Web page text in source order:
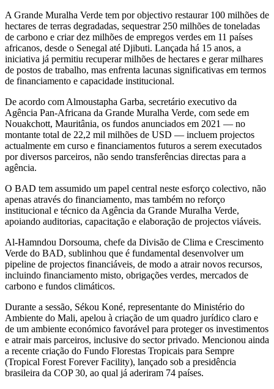
A Grande Muralha Verde tem por objectivo restaurar 100 milhões de
hectares de terras degradadas, sequestrar 250 milhões de toneladas
de carbono e criar dez milhões de empregos verdes em 11 países
africanos, desde o Senegal até Djibuti. Lançada há 15 anos, a
iniciativa já permitiu recuperar milhões de hectares e gerar milhares
de postos de trabalho, mas enfrenta lacunas significativas em termos
de financiamento e capacidade institucional.
De acordo com Almoustapha Garba, secretário executivo da
Agência Pan-Africana da Grande Muralha Verde, com sede em
Nouakchott, Mauritânia, os fundos anunciados em 2021 — no
montante total de 22,2 mil milhões de USD — incluem projectos
actualmente em curso e financiamentos futuros a serem executados
por diversos parceiros, não sendo transferências directas para a
agência.
O BAD tem assumido um papel central neste esforço colectivo, não
apenas através do financiamento, mas também no reforço
institucional e técnico da Agência da Grande Muralha Verde,
apoiando auditorias, capacitação e elaboração de projectos viáveis.
Al-Hamndou Dorsouma, chefe da Divisão de Clima e Crescimento
Verde do BAD, sublinhou que é fundamental desenvolver um
pipeline de projectos financiáveis, de modo a atrair novos recursos,
incluindo financiamento misto, obrigações verdes, mercados de
carbono e fundos climáticos.
Durante a sessão, Sékou Koné, representante do Ministério do
Ambiente do Mali, apelou à criação de um quadro jurídico claro e
de um ambiente económico favorável para proteger os investimentos
e atrair mais parceiros, inclusive do sector privado. Mencionou ainda
a recente criação do Fundo Florestas Tropicais para Sempre
(Tropical Forest Forever Facility), lançado sob a presidência
brasileira da COP 30, ao qual já aderiram 74 países.